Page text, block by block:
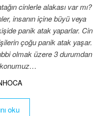
cinlerle alakası var mı?
insanın içine büyü veya
panik atak yaparlar. Cin
çoğu panik atak yaşar.
olmak üzere 3 durumdan
oku